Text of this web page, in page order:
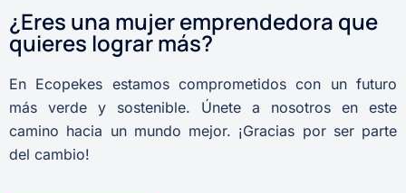
¿Eres una mujer emprendedora que
quieres lograr más?
En Ecopekes estamos comprometidos con un futuro
más verde y sostenible. Únete a nosotros en este
camino hacia un mundo mejor. ¡Gracias por ser parte
del cambio!